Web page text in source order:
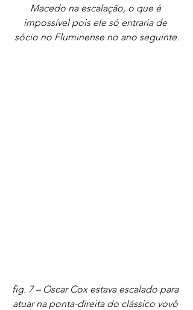
Macedo na escalação, o que é
impossível pois ele só entraria de
sócio no Fluminense no ano seguinte.
fig. 7 – Oscar Cox estava escalado para
atuar na ponta-direita do clássico vovô